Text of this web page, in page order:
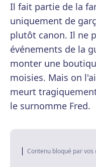
Il fait partie de la
uniquement de
plutôt canon. Il ne
événements de la
monter une
moisies. Mais on
meurt
le surnomme Fred.
Contenu bloqué par vos